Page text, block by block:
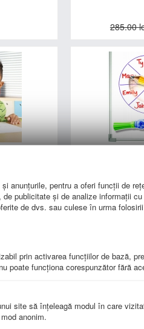
285.00
a
anunțurile, pentru a oferi funcții de
publicitate și de analize informații
de dvs. sau culese în urma
prin activarea funcţiilor de bază,
poate funcţiona corespunzător fără
site să înţeleagă modul în care
anonim.